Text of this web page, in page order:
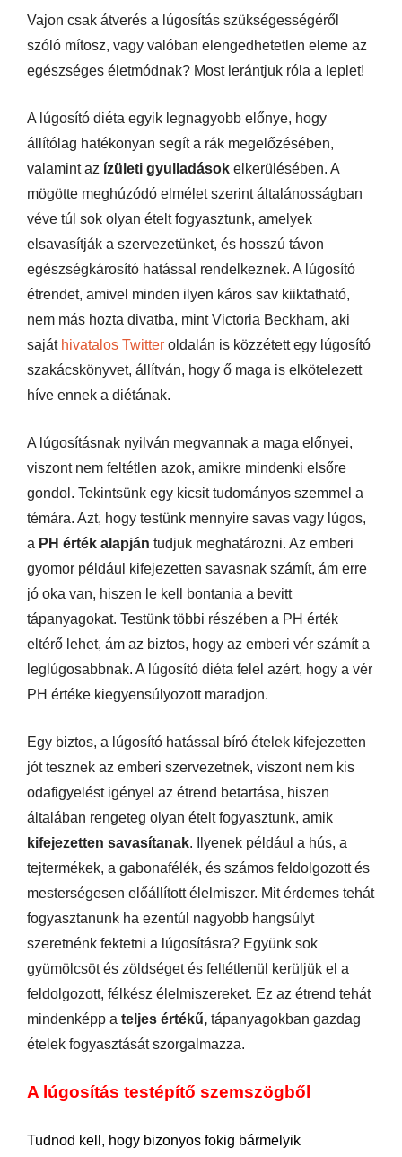
Vajon csak átverés a lúgosítás szükségességéről
szóló mítosz, vagy valóban elengedhetetlen eleme az
egészséges életmódnak? Most lerántjuk róla a leplet!
A lúgosító diéta egyik legnagyobb előnye, hogy
állítólag hatékonyan segít a rák megelőzésében,
valamint az ízületi gyulladások elkerülésében. A
mögötte meghúzódó elmélet szerint általánosságban
véve túl sok olyan ételt fogyasztunk, amelyek
elsavasítják a szervezetünket, és hosszú távon
egészségkárosító hatással rendelkeznek. A lúgosító
étrendet, amivel minden ilyen káros sav kiiktatható,
nem más hozta divatba, mint Victoria Beckham, aki
saját hivatalos Twitter oldalán is közzétett egy lúgosító
szakácskönyvet, állítván, hogy ő maga is elkötelezett
híve ennek a diétának.
A lúgosításnak nyilván megvannak a maga előnyei,
viszont nem feltétlen azok, amikre mindenki elsőre
gondol. Tekintsünk egy kicsit tudományos szemmel a
témára. Azt, hogy testünk mennyire savas vagy lúgos,
a PH érték alapján tudjuk meghatározni. Az emberi
gyomor például kifejezetten savasnak számít, ám erre
jó oka van, hiszen le kell bontania a bevitt
tápanyagokat. Testünk többi részében a PH érték
eltérő lehet, ám az biztos, hogy az emberi vér számít a
leglúgosabbnak. A lúgosító diéta felel azért, hogy a vér
PH értéke kiegyensúlyozott maradjon.
Egy biztos, a lúgosító hatással bíró ételek kifejezetten
jót tesznek az emberi szervezetnek, viszont nem kis
odafigyelést igényel az étrend betartása, hiszen
általában rengeteg olyan ételt fogyasztunk, amik
kifejezetten savasítanak. Ilyenek például a hús, a
tejtermékek, a gabonafélék, és számos feldolgozott és
mesterségesen előállított élelmiszer. Mit érdemes tehát
fogyasztanunk ha ezentúl nagyobb hangsúlyt
szeretnénk fektetni a lúgosításra? Együnk sok
gyümölcsöt és zöldséget és feltétlenül kerüljük el a
feldolgozott, félkész élelmiszereket. Ez az étrend tehát
mindenképp a teljes értékű, tápanyagokban gazdag
ételek fogyasztását szorgalmazza.
A lúgosítás testépítő szemszögből
Tudnod kell, hogy bizonyos fokig bármelyik